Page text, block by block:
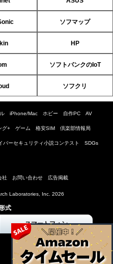
ソフマップ
HP
ソフトバンクのIoT
ソフクリ
iPhone/Mac ホビー 自作PC AV
グ+ ゲーム 格安SIM 倶楽部情報局
バーセキュリティ小説コンテスト SDGs
社 お問い合わせ 広告掲載
Laboratories, Inc. 2026
式
スマートフォン